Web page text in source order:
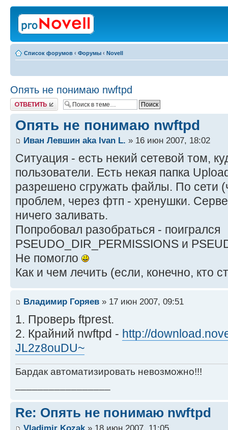
Список форумов ‹ Форумы ‹ Novell
Опять не понимаю nwftpd
Ответить
Опять не понимаю nwftpd
Иван Левшин aka Ivan L. » 16 июн 2007, 18:02
Ситуация - есть некий сетевой том,
пользователи. Есть некая папка
разрешено сгружать файлы. По сети
проблем, через фтп - хренушки.
ничего заливать.
Попробовал разобраться - поигрался
PSEUDO_DIR_PERMISSIONS и
Не помогло
Как и чем лечить (если, конечно, кто
Владимир Горяев » 17 июн 2007, 09:51
1. Проверь ftprest.
2. Крайний nwftpd - http://
JL2z8ouDU~
Бардак автоматизировать невозможно!!!
Re: Опять не понимаю nwftpd
Vladimir Kozak » 18 июн 2007, 11:05